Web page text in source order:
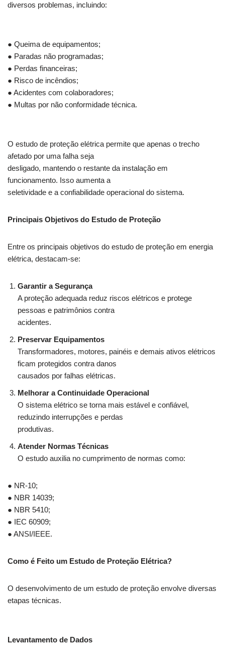
diversos problemas, incluindo:
● Queima de equipamentos;
● Paradas não programadas;
● Perdas financeiras;
● Risco de incêndios;
● Acidentes com colaboradores;
● Multas por não conformidade técnica.
O estudo de proteção elétrica permite que apenas o trecho
afetado por uma falha seja
desligado, mantendo o restante da instalação em
funcionamento. Isso aumenta a
seletividade e a confiabilidade operacional do sistema.
Principais Objetivos do Estudo de Proteção
Entre os principais objetivos do estudo de proteção em energia
elétrica, destacam-se:
Garantir a Segurança
A proteção adequada reduz riscos elétricos e protege
pessoas e patrimônios contra
acidentes.
Preservar Equipamentos
Transformadores, motores, painéis e demais ativos elétricos
ficam protegidos contra danos
causados por falhas elétricas.
Melhorar a Continuidade Operacional
O sistema elétrico se torna mais estável e confiável,
reduzindo interrupções e perdas
produtivas.
Atender Normas Técnicas
O estudo auxilia no cumprimento de normas como:
● NR-10;
● NBR 14039;
● NBR 5410;
● IEC 60909;
● ANSI/IEEE.
Como é Feito um Estudo de Proteção Elétrica?
O desenvolvimento de um estudo de proteção envolve diversas
etapas técnicas.
Levantamento de Dados